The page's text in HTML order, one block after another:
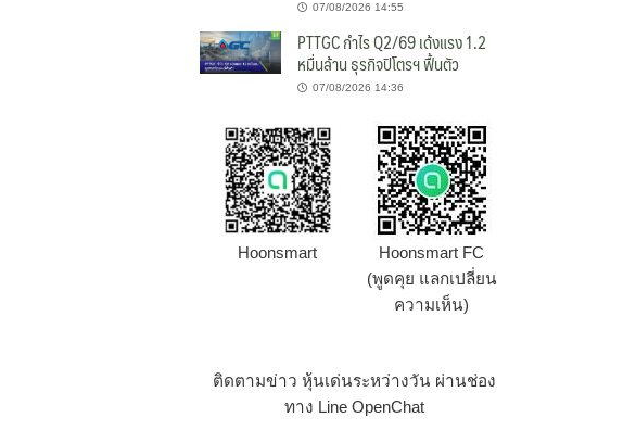
07/08/2026 14:55
PTTGC กำไร Q2/69 เด้งแรง 1.2
หมื่นล้าน ธุรกิจปิโตรฯ ฟื้นตัว
07/08/2026 14:36
Hoonsmart
Hoonsmart FC
(พูดคุย แลกเปลี่ยน
ความเห็น)
ติดตามข่าว หุ้นเด่นระหว่างวัน ผ่านช่อง
ทาง Line OpenChat